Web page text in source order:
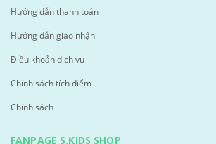
Hướng dẫn thanh toán
Hướng dẫn giao nhận
Điều khoản dịch vụ
Chính sách tích điểm
Chính sách
FANPAGE S.KIDS SHOP